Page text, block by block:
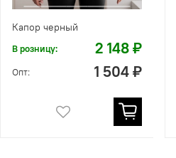
Капор черный
В розницу: 2 148 ₽
Опт: 1 504 ₽